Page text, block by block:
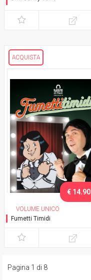
ACQUISTA
VOLUME UNICO
Fumetti Timidi
€ 14.90
Pagina 1 di 8